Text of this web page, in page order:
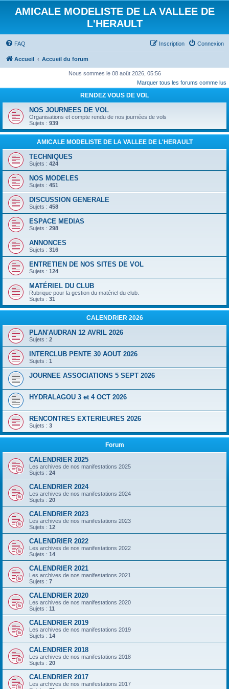
AMICALE MODELISTE DE LA VALLEE DE
L'HERAULT
FAQ Connexion
Inscription
Accueil Accueil du forum
Nous sommes le 08 août 2026, 05:56
Marquer tous les forums comme lus
RENDEZ VOUS DE VOL
NOS JOURNEES DE VOL
Organisations et compte rendu de nos journées de vols
Sujets : 939
AMICALE MODELISTE DE LA VALLEE DE L'HERAULT
TECHNIQUES
Sujets : 424
NOS MODELES
Sujets : 451
DISCUSSION GENERALE
Sujets : 458
ESPACE MEDIAS
Sujets : 298
ANNONCES
Sujets : 316
ENTRETIEN DE NOS SITES DE VOL
Sujets : 124
MATÉRIEL DU CLUB
Rubrique pour la gestion du matériel du club.
Sujets : 31
CALENDRIER 2026
PLAN'AUDRAN 12 AVRIL 2026
Sujets : 2
INTERCLUB PENTE 30 AOUT 2026
Sujets : 1
JOURNEE ASSOCIATIONS 5 SEPT 2026
HYDRALAGOU 3 et 4 OCT 2026
RENCONTRES EXTERIEURES 2026
Sujets : 3
Forum
CALENDRIER 2025
Les archives de nos manifestations 2025
Sujets : 24
CALENDRIER 2024
Les archives de nos manifestations 2024
Sujets : 20
CALENDRIER 2023
Les archives de nos manifestations 2023
Sujets : 12
CALENDRIER 2022
Les archives de nos manifestations 2022
Sujets : 14
CALENDRIER 2021
Les archives de nos manifestations 2021
Sujets : 7
CALENDRIER 2020
Les archives de nos manifestations 2020
Sujets : 11
CALENDRIER 2019
Les archives de nos manifestations 2019
Sujets : 14
CALENDRIER 2018
Les archives de nos manifestations 2018
Sujets : 20
CALENDRIER 2017
Les archives de nos manifestations 2017